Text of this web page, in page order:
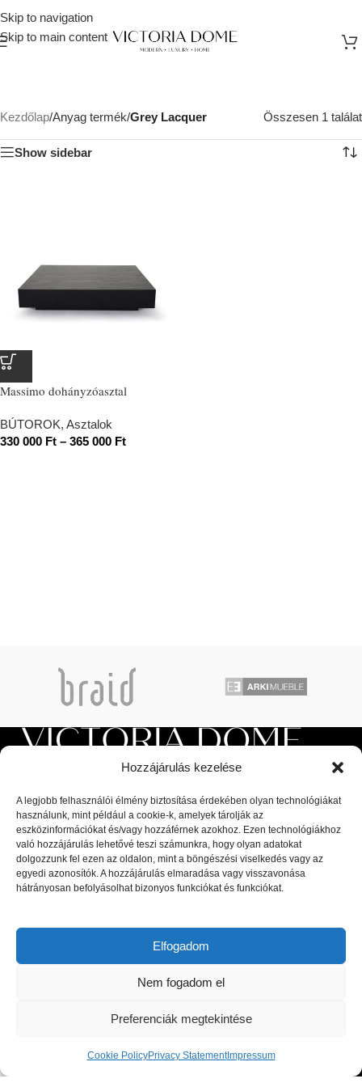
Hozzájárulás kezelése
A legjobb felhasználói élmény biztosítása érdekében olyan technológiákat
használunk, mint például a cookie-k, amelyek tárolják az
eszközinformációkat és/vagy hozzáférnek azokhoz. Ezen technológiákhoz
való hozzájárulás lehetővé teszi számunkra, hogy olyan adatokat
dolgozzunk fel ezen az oldalon, mint a böngészési viselkedés vagy az
egyedi azonosítók. A hozzájárulás elmaradása vagy visszavonása
hátrányosan befolyásolhat bizonyos funkciókat és funkciókat.
Elfogadom
Nem fogadom el
Preferenciák megtekintése
Cookie PolicyPrivacy StatementImpressum
Skip to navigation
Skip to main content
Kezdőlap/Anyag termék/Grey Lacquer Összesen 1 találat
Show sidebar
Massimo dohányzóasztal
BÚTOROK, Asztalok
330 000 Ft – 365 000 Ft
Luxus beltéri és kültéri bútorok, valamint magas minőségű
kiegészítők a lakberendezési piac legnagyobb kiválóságaitól: olasz,
spanyol, portugál és skandináv dizájnerek díjnyertes termékei, a
1044 Budapest, Megyeri út 53.
Telefon: +36 30 8 177 177
Email: hello@victoriadome.com
LEGUTÓBBI BEJEGYZÉSEK